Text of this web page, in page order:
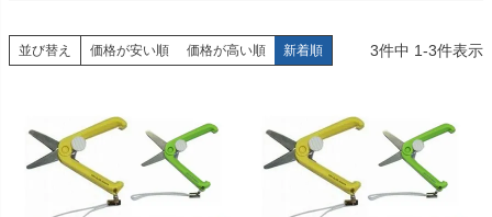
並び替え 価格が安い順 価格が高い順 新着順 3件中 1-3件表示